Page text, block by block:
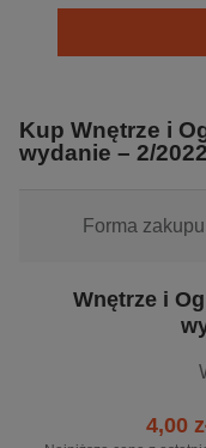
Kup Wnętrze i
wydanie – 2/2022
Forma zakupu
Wnętrze i
4,00